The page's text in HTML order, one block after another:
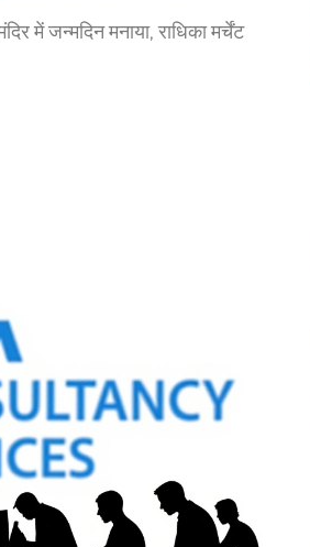
में जन्मदिन मनाया, राधिका मर्चेंट